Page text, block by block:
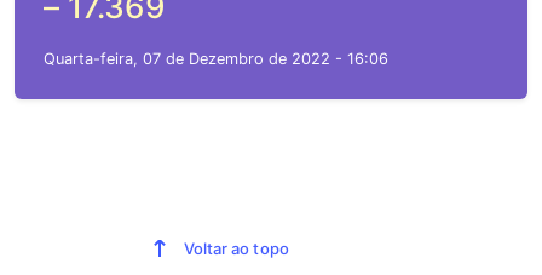
Quarta-feira, 07 de Dezembro de 2022 - 16:06
Voltar ao topo